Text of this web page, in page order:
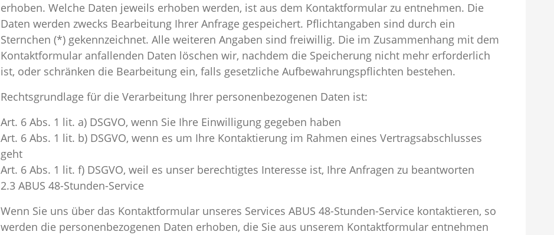
erhoben. Welche Daten jeweils erhoben werden, ist aus dem Kontaktformular zu entnehmen. Die
Daten werden zwecks Bearbeitung Ihrer Anfrage gespeichert. Pflichtangaben sind durch ein
Sternchen (*) gekennzeichnet. Alle weiteren Angaben sind freiwillig. Die im Zusammenhang mit dem
Kontaktformular anfallenden Daten löschen wir, nachdem die Speicherung nicht mehr erforderlich
ist, oder schränken die Bearbeitung ein, falls gesetzliche Aufbewahrungspflichten bestehen.
Rechtsgrundlage für die Verarbeitung Ihrer personenbezogenen Daten ist:
Art. 6 Abs. 1 lit. a) DSGVO, wenn Sie Ihre Einwilligung gegeben haben
Art. 6 Abs. 1 lit. b) DSGVO, wenn es um Ihre Kontaktierung im Rahmen eines Vertragsabschlusses
geht
Art. 6 Abs. 1 lit. f) DSGVO, weil es unser berechtigtes Interesse ist, Ihre Anfragen zu beantworten
2.3 ABUS 48-Stunden-Service
Wenn Sie uns über das Kontaktformular unseres Services ABUS 48-Stunden-Service kontaktieren, so
werden die personenbezogenen Daten erhoben, die Sie aus unserem Kontaktformular entnehmen